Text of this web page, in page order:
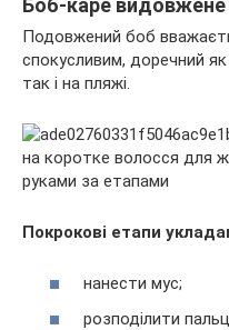
Боб-каре видовжене
Подовжений боб
спокусливим, доречний як
так і на пляжі.
Покрокові етапи
нанести мус;
розподілити